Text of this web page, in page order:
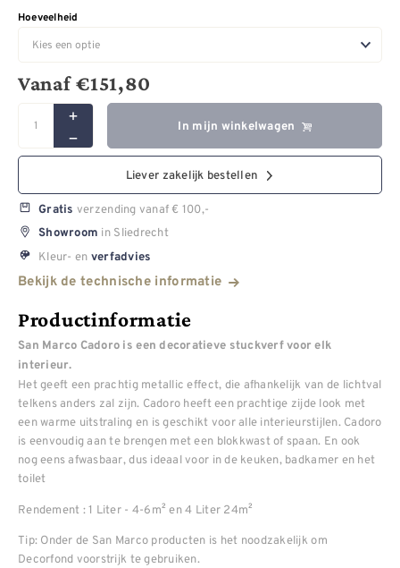
Hoeveelheid
Vanaf€151,80
In mijn winkelwagen
Liever zakelijk bestellen
Gratis verzending vanaf € 100,-
Showroom in Sliedrecht
Kleur- en verfadvies
Bekijk de technische informatie
Productinformatie
San Marco Cadoro is een decoratieve stuckverf voor elk
interieur.
Het geeft een prachtig metallic effect, die afhankelijk van de lichtval
telkens anders zal zijn. Cadoro heeft een prachtige zijde look met
een warme uitstraling en is geschikt voor alle interieurstijlen. Cadoro
is eenvoudig aan te brengen met een blokkwast of spaan. En ook
nog eens afwasbaar, dus ideaal voor in de keuken, badkamer en het
toilet
Rendement : 1 Liter - 4-6m² en 4 Liter 24m²
Tip: Onder de San Marco producten is het noodzakelijk om
Decorfond voorstrijk te gebruiken.